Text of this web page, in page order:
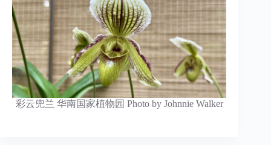
彩云兜兰 华南国家植物园 Photo by Johnnie Walker